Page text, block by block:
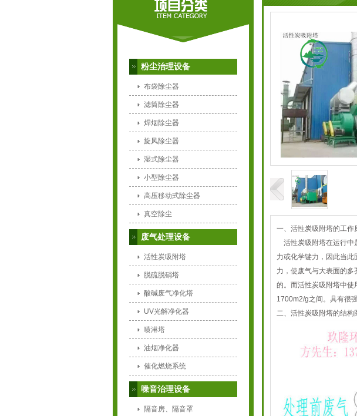
粉尘治理设备
布袋除尘器
滤筒除尘器
焊烟除尘器
旋风除尘器
湿式除尘器
小型除尘器
高压移动式除尘器
真空除尘
废气处理设备
活性炭吸附塔
脱硫脱硝塔
酸碱废气净化塔
UV光解净化器
喷淋塔
油烟净化器
催化燃烧系统
噪音治理设备
隔音房、隔音罩
一、活性炭吸附塔的工作
活性炭吸附塔在运行中
力或化学键力，因此当
力，使废气与大表面的
的。而活性炭吸附塔中使
1700m2/g之间。具有很
二、活性炭吸附塔的结构